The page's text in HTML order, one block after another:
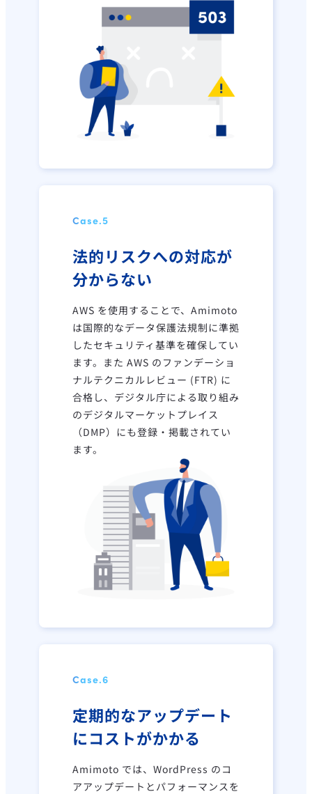
Case.5
法的リスクへの対応が
分からない
AWS を使用することで、Amimoto
は国際的なデータ保護法規制に準拠
したセキュリティ基準を確保してい
ます。また AWS のファンデーショ
ナルテクニカルレビュー (FTR) に
合格し、デジタル庁による取り組み
のデジタルマーケットプレイス
（DMP）にも登録・掲載されてい
ます。
Case.6
定期的なアップデート
にコストがかかる
Amimoto では、WordPress のコ
アアップデートとパフォーマンスを